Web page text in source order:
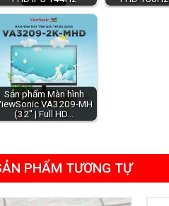
Sản phẩm Màn hình
VA3209-MH
(32" | Full HD…
PHẨM TƯƠNG TỰ